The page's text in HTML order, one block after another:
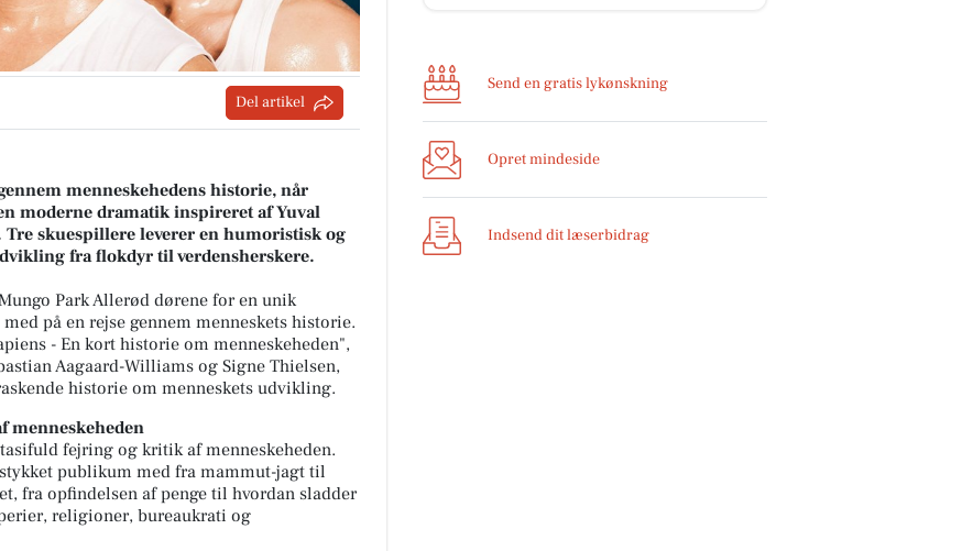
Del artikel
menneskehedens historie, når
moderne dramatik inspireret af Yuval
skuespillere leverer en humoristisk og
fra flokdyr til verdensherskere.
Park Allerød dørene for en unik
på en rejse gennem menneskets historie.
- En kort historie om menneskeheden",
Aagaard-Williams og Signe Thielsen,
historie om menneskets udvikling.
menneskeheden
fejring og kritik af menneskeheden.
publikum med fra mammut-jagt til
fra opfindelsen af penge til hvordan sladder
religioner, bureaukrati og
Send en gratis lykønskning
Opret mindeside
Indsend dit læserbidrag